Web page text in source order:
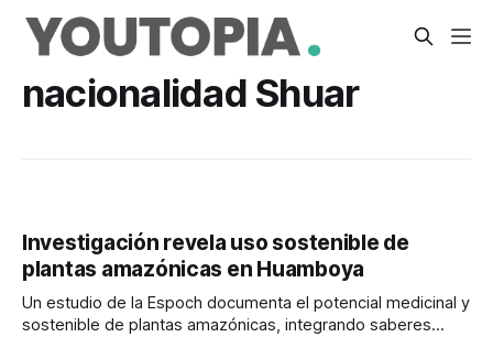
nacionalidad Shuar
Investigación revela uso sostenible de
plantas amazónicas en Huamboya
Un estudio de la Espoch documenta el potencial medicinal y
sostenible de plantas amazónicas, integrando saberes